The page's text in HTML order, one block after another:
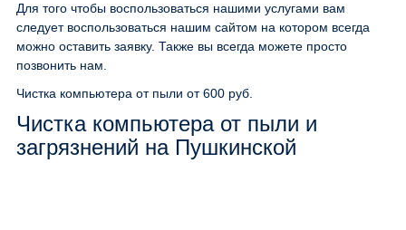
Для того чтобы воспользоваться нашими услугами вам
следует воспользоваться нашим сайтом на котором всегда
можно оставить заявку. Также вы всегда можете просто
позвонить нам.
Чистка компьютера от пыли от 600 руб.
Чистка компьютера от пыли и
загрязнений на Пушкинской